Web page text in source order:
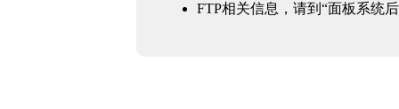
FTP相关信息，请到“面板系统